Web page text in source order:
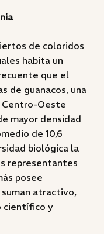
de coloridos
habita un
que el
de guanacos, una
Centro-Oeste
mayor densidad
de 10,6
biológica la
representantes
posee
atractivo,
científico y